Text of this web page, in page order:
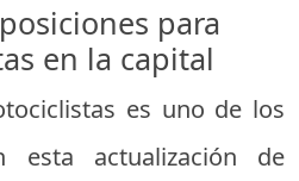
para
en la capital
es uno de los
esta actualización de